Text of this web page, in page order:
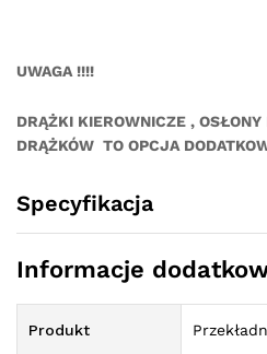
UWAGA !!!!
DRĄŻKI KIEROWNICZE ,
DRĄŻKÓW TO OPCJA
Specyfikacja
Informacje
Produkt